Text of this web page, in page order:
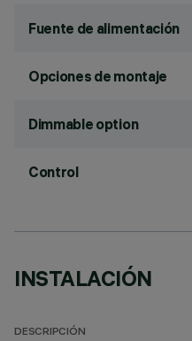
Fuente de alimentación
Opciones de montaje
Dimmable option
Control
INSTALACIÓN
DESCRIPCIÓN